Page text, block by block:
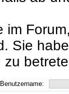
im
Sie
zu
Benutzername: